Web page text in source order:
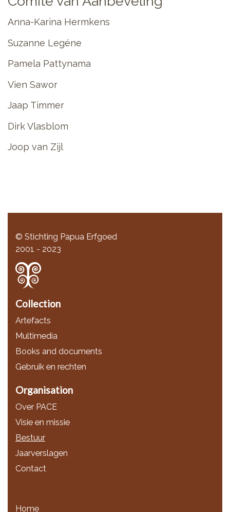
Anna-Karina Hermkens
Suzanne Legéne
Pamela Pattynama
Vien Sawor
Jaap Timmer
Dirk Vlasblom
Joop van Zijl
© Stichting Papua Erfgoed
2001 - 2023
Collection
Artefacts
Multimedia
Books and documents
Gebruik en rechten
Organisation
Over PACE
Visie en missie
Bestuur
Jaarverslagen
Contact
Home